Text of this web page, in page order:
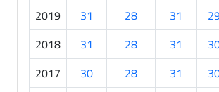
2019
31 28 31
2018
31 28 31
2017
30 28 31